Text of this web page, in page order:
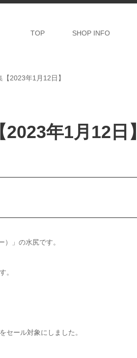
TOP SHOP INFO
2023年1月12日】
年1月12日】
」の水尻です。
。
セール対象にしました。